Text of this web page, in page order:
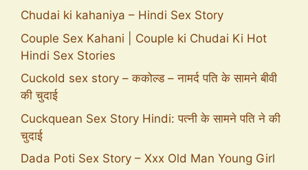
Chudai ki kahaniya – Hindi Sex Story
Couple Sex Kahani | Couple ki Chudai Ki Hot
Hindi Sex Stories
Cuckold sex story – ककोल्ड – नामर्द पति के सामने बीवी
की चुदाई
Cuckquean Sex Story Hindi: पत्नी के सामने पति ने की
चुदाई
Dada Poti Sex Story – Xxx Old Man Young Girl